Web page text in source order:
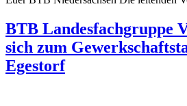
BTB Landes­fach­gruppe
sich zum
Egestorf